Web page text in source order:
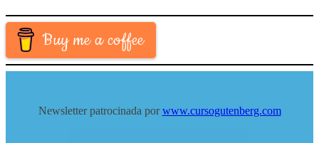
Buy me a coffee
Newsletter patrocinada porwww.cursogutenberg.com